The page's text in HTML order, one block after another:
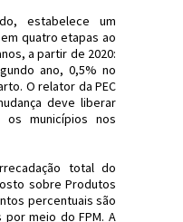
estabelece um
quatro etapas ao
a partir de 2020:
ano, 0,5% no
O relator da PEC
deve liberar
os municípios nos
total do
sobre Produtos
percentuais são
meio do FPM. A